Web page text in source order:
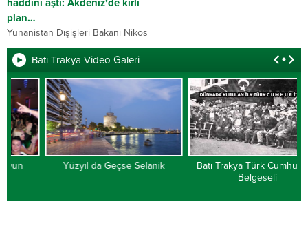
plan…
Yunanistan Dışişleri Bakanı Nikos
Dendias, Yunanistan’ın İyon
Denizi’nde kara sularının
genişletilmesini öngören yasa
tasarısının tartışıldığı
Parlamentoda skandal sözler sarf
etti. Dendias, Yunanistan
Başbakanı Kiryakos Miçotakis’in...
Batı Trakya Video Galeri
Yüzyıl da Geçse Selanik
Batı Trakya Türk Cumhuriyeti
Belgeseli